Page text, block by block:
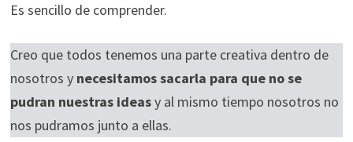
Es sencillo de comprender.
Creo que todos tenemos una parte creativa dentro de
nosotros y necesitamos sacarla para que no se
pudran nuestras ideasy al mismo tiempo nosotros no
nos pudramos junto a ellas.
ofertas